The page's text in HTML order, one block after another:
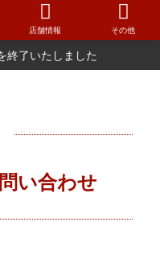
店舗情報 その他
終了いたしました
い合わせ